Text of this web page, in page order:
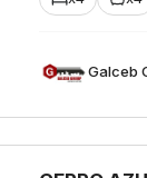
Galceb